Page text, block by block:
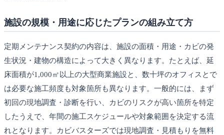
施設の規模・用途に応じたプランの組み立て方
定期メンテナンス契約の内容は、施設の面積・用途・カビの発
生状況・建物の構造によって大きく異なります。たとえば、延
床面積が1,000㎡以上の大型商業施設と、数十坪のオフィスとで
は必要な施工頻度も対象箇所も異なります。一般的には、まず
初回の現地調査・診断を行い、カビのリスクが高い箇所を特定
したうえで、年間の施工スケジュールや対象範囲を決定する流
れとなります。カビバスターズでは現地調査・見積もりを無料